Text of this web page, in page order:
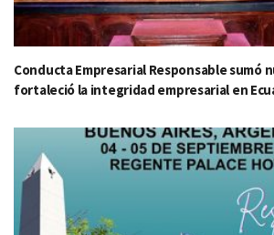
Conducta Empresarial Responsable sumó
fortaleció la integridad empresarial en